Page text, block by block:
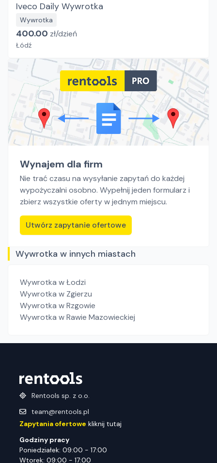
Iveco Daily Wywrotka
Wywrotka
400.00 zł/dzień
Łódź
Wynajem dla firm
Nie trać czasu na wysyłanie zapytań do każdej
wypożyczalni osobno. Wypełnij jeden formularz i
zbierz wszystkie oferty w jednym miejscu.
Utwórz zapytanie ofertowe
Wywrotka w innych miastach
Wywrotka w Łodzi
Wywrotka w Zgierzu
Wywrotka w Rzgowie
Wywrotka w Rawie Mazowieckiej
Rentools sp. z o.o.
team@rentools.pl
Zapytania ofertowe kliknij tutaj
Godziny pracy
Poniedziałek: 09:00 - 17:00
Wtorek: 09:00 - 17:00